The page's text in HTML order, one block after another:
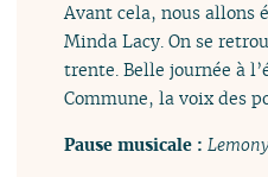
Avant cela, nous allons
Minda Lacy. On se
trente. Belle journée à
Commune, la voix des
Pause musicale :Lemony